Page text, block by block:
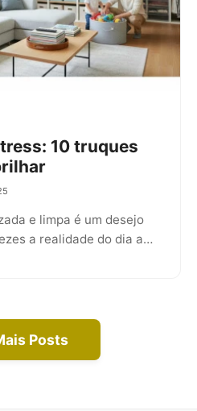
10 truques
e limpa é um desejo
a realidade do dia a
Posts